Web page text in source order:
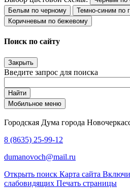
Белым по черному
Темно-синим по
Коричневым по бежевому
Поиск по сайту
Закрыть
Введите запрос для поиска
Найти
Мобильное меню
Городская Дума города
8 (8635) 25-99-12
dumanovoch@mail.ru
Открыть поиск Карта сайта
слабовидящих Печать страницы